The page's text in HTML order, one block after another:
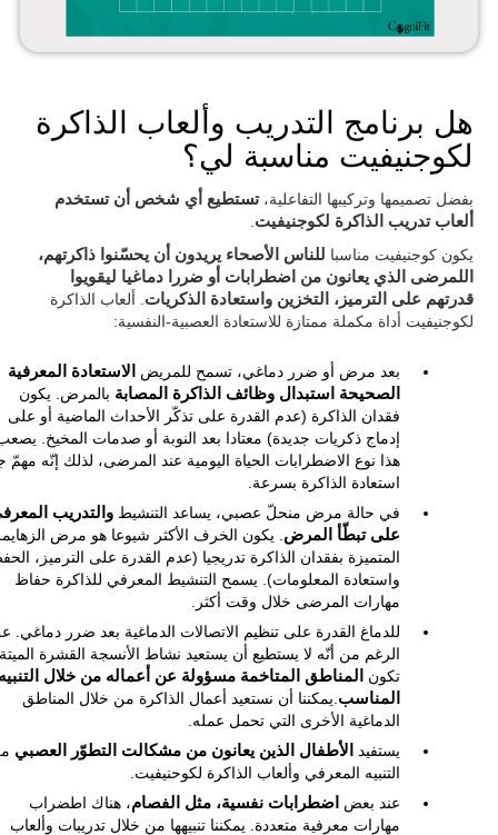
هل برنامج التدريب وألعاب الذاكرة
لكوجنيفيت مناسبة لي؟
بفضل تصميمها وتركيبها التفاعلية،تستطيع أي شخص أن تستخدم
ألعاب تدريب الذاكرة لكوجنيفيت
يكون كوجنيفيت مناسبا للناس الأصحاء يريدون أن يحسّنوا ذاكرتهم،
اللمرضى الذي يعانون من اضطرابات أو ضررا دماغيا ليقويوا
قدرتهم على الترميز، التخزين واستعادة الذكريات . ألعاب الذاكرة
لكوجنيفيت أداة مكملة ممتازة للاستعادة العصبية-النفسية:
بعد مرض أو ضرر دماغي، تسمح للمريض
الاستعادة المعرفية
الصحيحة استبدال وظائف الذاكرة المصابة بالمرض. يكون
فقدان الذاكرة (عدم القدرة على تذكّر الأحداث الماضية أو على
إدماج ذكريات جديدة) معتادا بعد النوبة أو صدمات المخيخ.
هذا نوع الاضطرابات الحياة اليومية عند المرضى، لذلك إنّه مهمّ
استعادة الذاكرة بسرعة.
في حالة مرض منحلّ عصبي، يساعد التنشيط والتدريب
على تبطّأ المرض . يكون الخرف الأكثر شيوعا هو مرض
المتميزة بفقدان الذاكرة تدريجيا (عدم القدرة على الترميز،
واستعادة المعلومات). يسمح التنشيط المعرفي للذاكرة حفاظ
مهارات المرضى خلال وقت أكثر.
للدماغ القدرة على تنظيم الاتصالات الدماغية بعد ضرر دماغي.
الرغم من أنّه لا يستطيع أن يستعيد نشاط الأنسجة القشرة
تكون
المناطق المتاخمة مسؤولة عن أعماله من خلال
المناسب .يمكننا أن نستعيد أعمال الذاكرة من خلال المناطق
الدماغية الأخرى التي تحمل عمله.
يستفيد
الأطفال الذين يعانون من مشكالت التطوّر العصبي
التنبيه المعرفي وألعاب الذاكرة لكوحنيفيت.
عند بعض اضطرابات نفسية، مثل الفصام، هناك اطضراب
مهارات معرفية متعددة. يمكننا تنبيهها من خلال تدريبات وألعاب